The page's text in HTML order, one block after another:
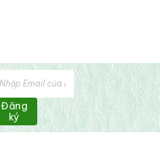
Đăng
ký